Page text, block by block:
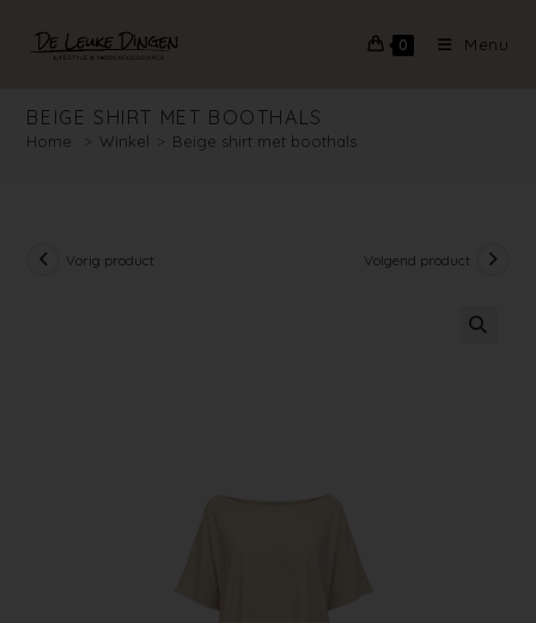
0 Menu
BEIGE SHIRT MET BOOTHALS
Home > Winkel > Beige shirt met boothals
Vorig product Volgend product